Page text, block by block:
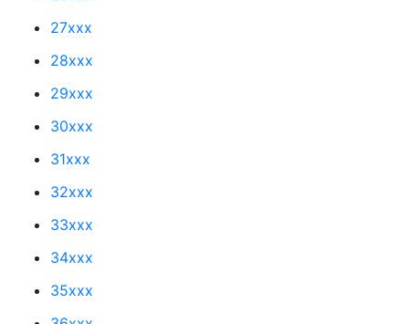
27xxx
28xxx
29xxx
30xxx
31xxx
32xxx
33xxx
34xxx
35xxx